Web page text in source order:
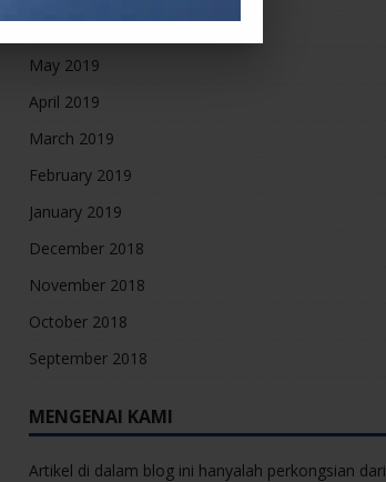
June 2019
May 2019
April 2019
March 2019
February 2019
January 2019
December 2018
November 2018
October 2018
September 2018
MENGENAI KAMI
Artikel di dalam blog ini hanyalah perkongsian dari